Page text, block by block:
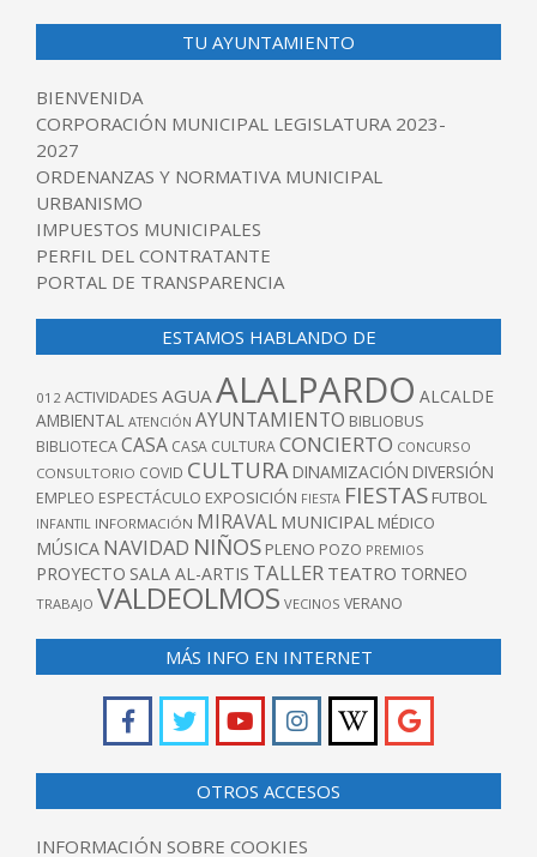
TU AYUNTAMIENTO
BIENVENIDA
CORPORACIÓN MUNICIPAL LEGISLATURA 2023-
2027
ORDENANZAS Y NORMATIVA MUNICIPAL
URBANISMO
IMPUESTOS MUNICIPALES
PERFIL DEL CONTRATANTE
PORTAL DE TRANSPARENCIA
ESTAMOS HABLANDO DE
012 ACTIVIDADES AGUA ALALPARDO ALCALDE
AMBIENTAL ATENCIÓN AYUNTAMIENTO BIBLIOBUS
BIBLIOTECACASA CASA CULTURACONCIERTO CONCURSO
CONSULTORIO COVID CULTURA DINAMIZACIÓN DIVERSIÓN
EMPLEO ESPECTÁCULO EXPOSICIÓN FIESTA FIESTAS FUTBOL
INFANTIL INFORMACIÓN MIRAVAL MUNICIPAL MÉDICO
MÚSICA NAVIDAD NIÑOS PLENO POZO PREMIOS
PROYECTO SALA AL-ARTIS TALLER TEATRO TORNEO
TRABAJO VALDEOLMOS VECINOS VERANO
MÁS INFO EN INTERNET
OTROS ACCESOS
INFORMACIÓN SOBRE COOKIES